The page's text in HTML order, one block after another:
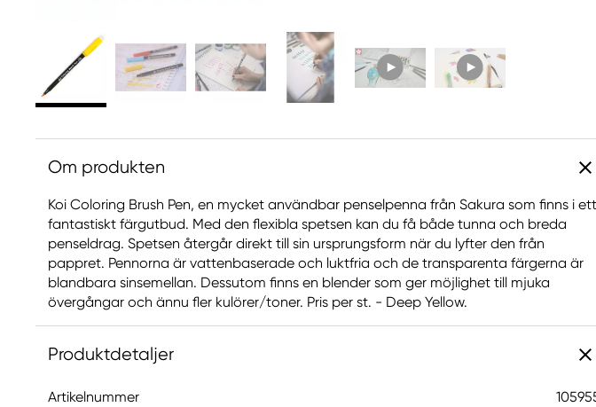
Om produkten
Koi Coloring Brush Pen, en mycket användbar penselpenna från Sakura som finns i ett
fantastiskt färgutbud. Med den flexibla spetsen kan du få både tunna och breda
penseldrag. Spetsen återgår direkt till sin ursprungsform när du lyfter den från
pappret. Pennorna är vattenbaserade och luktfria och de transparenta färgerna är
blandbara sinsemellan. Dessutom finns en blender som ger möjlighet till mjuka
övergångar och ännu fler kulörer/toner. Pris per st. - Deep Yellow.
Produktdetaljer
Artikelnummer